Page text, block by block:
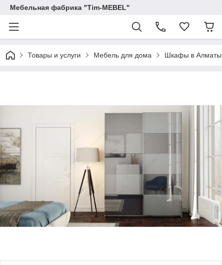
Мебельная фабрика "Tim-MEBEL"
Товары и услуги Мебель для дома Шкафы в Алматы